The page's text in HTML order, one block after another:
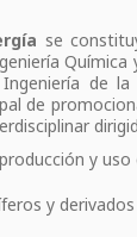
se
Química
de la
de
y
y derivados